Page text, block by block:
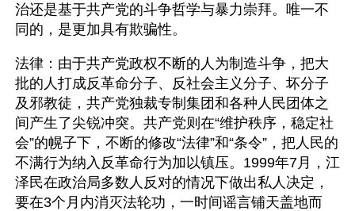
治还是基于共产党的斗争哲学与暴力崇拜。唯一不
同的，是更加具有欺骗性。
法律：由于共产党政权不断的人为制造斗争，把大
批的人打成反革命分子、反社会主义分子、坏分子
及邪教徒，共产党独裁专制集团和各种人民团体之
间产生了尖锐冲突。共产党则在“维护秩序，稳定社
会”的幌子下，不断的修改“法律”和“条令”，把人民的
不满行为纳入反革命行为加以镇压。1999年7月，江
泽民在政治局多数人反对的情况下做出私人决定，
要在3个月内消灭法轮功，一时间谣言铺天盖地而